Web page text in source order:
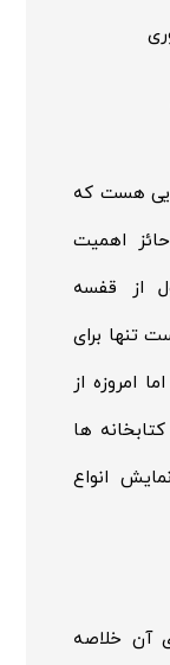
هست که
اهمیت
از قفسه
تنها برای
امروزه از
ها
انواع
آن خلاصه